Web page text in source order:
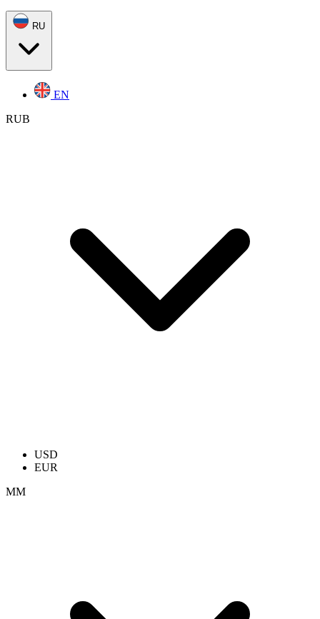
RU
EN
RUB
USD
EUR
ММ